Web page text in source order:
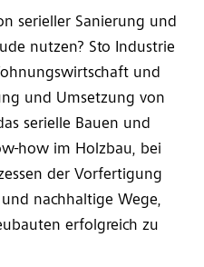
serieller Sanierung und
nutzen? Sto Industrie
und
und Umsetzung von
serielle Bauen und
how im Holzbau, bei
der Vorfertigung
nachhaltige Wege,
erfolgreich zu